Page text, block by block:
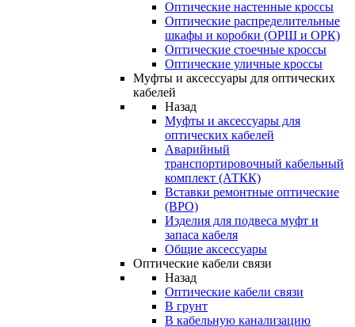
Оптические настенные кроссы
Оптические распределительные
шкафы и коробки (ОРШ и ОРК)
Оптические стоечные кроссы
Оптические уличные кроссы
Муфты и аксессуары для оптических
кабелей
Назад
Муфты и аксессуары для
оптических кабелей
Аварийный
транспортировочный кабельный
комплект (АТКК)
Вставки ремонтные оптические
(ВРО)
Изделия для подвеса муфт и
запаса кабеля
Общие аксессуары
Оптические кабели связи
Назад
Оптические кабели связи
В грунт
В кабельную канализацию